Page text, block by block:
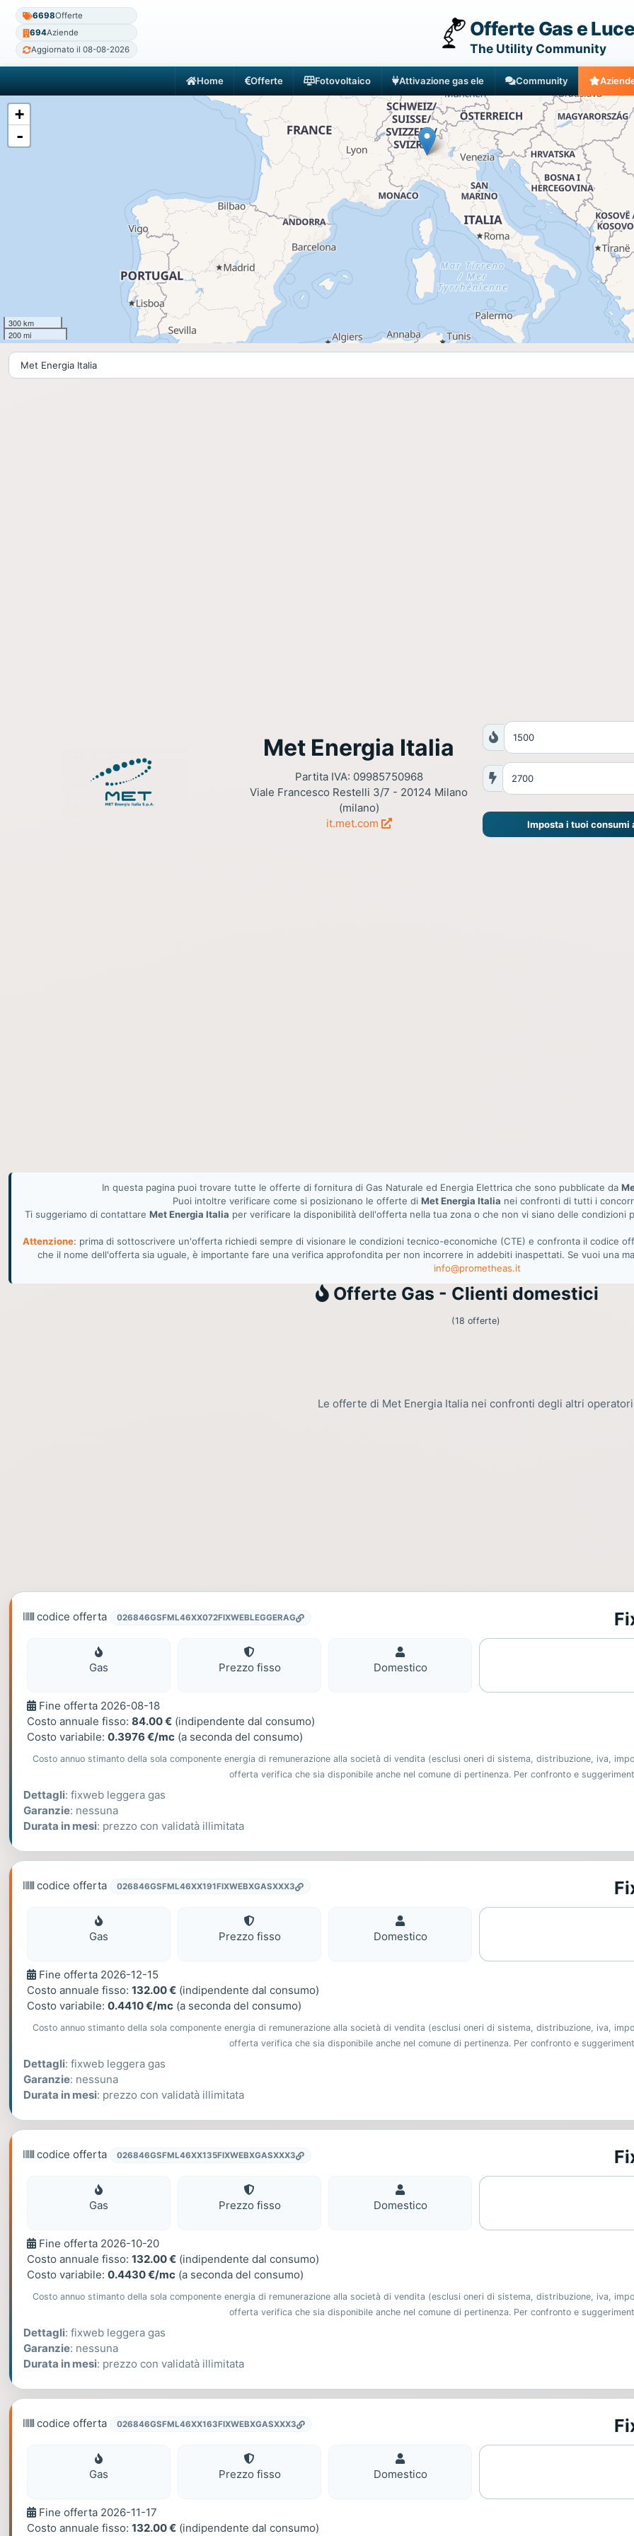
6698Offerte
694Aziende
Aggiornato il 08-08-2026
Offerte Gas e
The Utility Community
Home Offerte Fotovoltaico Attivazione gas ele Community
+
-
300 km
200 mi
Met Energia Italia
Partita IVA: 09985750968
Viale Francesco Restelli 3/7 - 20124 Milano
(milano)
it.met.com
Imposta i tuoi consumi
In questa pagina puoi trovare tutte le offerte di fornitura di Gas Naturale ed Energia Elettrica che sono pubblicate da
Puoi intoltre verificare come si posizionano le offerte di Met Energia Italia nei confronti di tutti i
Ti suggeriamo di contattare Met Energia Italia per verificare la disponibilità dell'offerta nella tua zona o che non vi siano delle
Attenzione: prima di sottoscrivere un'offerta richiedi sempre di visionare le condizioni tecnico-economiche (CTE) e confronta il codice
che il nome dell'offerta sia uguale, è importante fare una verifica approfondita per non incorrere in addebiti inaspettati. Se vuoi una
info@prometheas.it
Gas
Offerte Gas - Clienti domestici
(18 offerte)
Le offerte di Met Energia Italia nei confronti degli altri operatori
codice offerta 026846GSFML46XX072FIXWEBLEGGERAG
Gas
Gas
Prezzo fisso
Domestico
Domestico
Fine
offerta
Fine offerta 2026-08-18
Costo annuale fisso: 84.00 € (indipendente dal consumo)
Costo variabile: 0.3976 €/mc (a seconda del consumo)
Costo annuo stimanto della sola componente energia di remunerazione alla società di vendita (esclusi oneri di sistema, distribuzione, iva,
offerta verifica che sia disponibile anche nel comune di pertinenza. Per confronto e
Dettagli: fixweb leggera gas
Garanzie: nessuna
Durata in mesi: prezzo con validatà illimitata
codice offerta 026846GSFML46XX191FIXWEBXGASXXX3
Gas
Gas
Prezzo fisso
Domestico
Domestico
Fine
offerta
Fine offerta 2026-12-15
Costo annuale fisso: 132.00 € (indipendente dal consumo)
Costo variabile: 0.4410 €/mc (a seconda del consumo)
Costo annuo stimanto della sola componente energia di remunerazione alla società di vendita (esclusi oneri di sistema, distribuzione, iva,
offerta verifica che sia disponibile anche nel comune di pertinenza. Per confronto e
Dettagli: fixweb leggera gas
Garanzie: nessuna
Durata in mesi: prezzo con validatà illimitata
codice offerta 026846GSFML46XX135FIXWEBXGASXXX3
Gas
Gas
Prezzo fisso
Domestico
Domestico
Fine
offerta
Fine offerta 2026-10-20
Costo annuale fisso: 132.00 € (indipendente dal consumo)
Costo variabile: 0.4430 €/mc (a seconda del consumo)
Costo annuo stimanto della sola componente energia di remunerazione alla società di vendita (esclusi oneri di sistema, distribuzione, iva,
offerta verifica che sia disponibile anche nel comune di pertinenza. Per confronto e
Dettagli: fixweb leggera gas
Garanzie: nessuna
Durata in mesi: prezzo con validatà illimitata
codice offerta 026846GSFML46XX163FIXWEBXGASXXX3
Gas
Gas
Prezzo fisso
Domestico
Domestico
Fine
offerta
Fine offerta 2026-11-17
Costo annuale fisso: 132.00 € (indipendente dal consumo)